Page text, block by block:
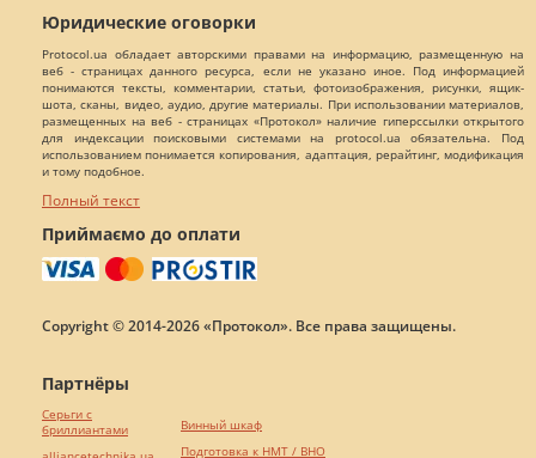
Юридические оговорки
Protocol.ua обладает авторскими правами на информацию, размещенную на
веб - страницах данного ресурса, если не указано иное. Под информацией
понимаются тексты, комментарии, статьи, фотоизображения, рисунки, ящик-
шота, сканы, видео, аудио, другие материалы. При использовании материалов,
размещенных на веб - страницах «Протокол» наличие гиперссылки открытого
для индексации поисковыми системами на protocol.ua обязательна. Под
использованием понимается копирования, адаптация, рерайтинг, модификация
и тому подобное.
Полный текст
Приймаємо до оплати
Copyright © 2014-2026 «Протокол». Все права защищены.
Партнёры
Серьги с
бриллиантами
Винный шкаф
Подготовка к НМТ / ВНО